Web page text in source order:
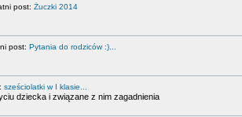
post: Żuczki 2014
post: Pytania do rodziców :)...
sześciolatki w I klasie...
dziecka i związane z nim zagadnienia